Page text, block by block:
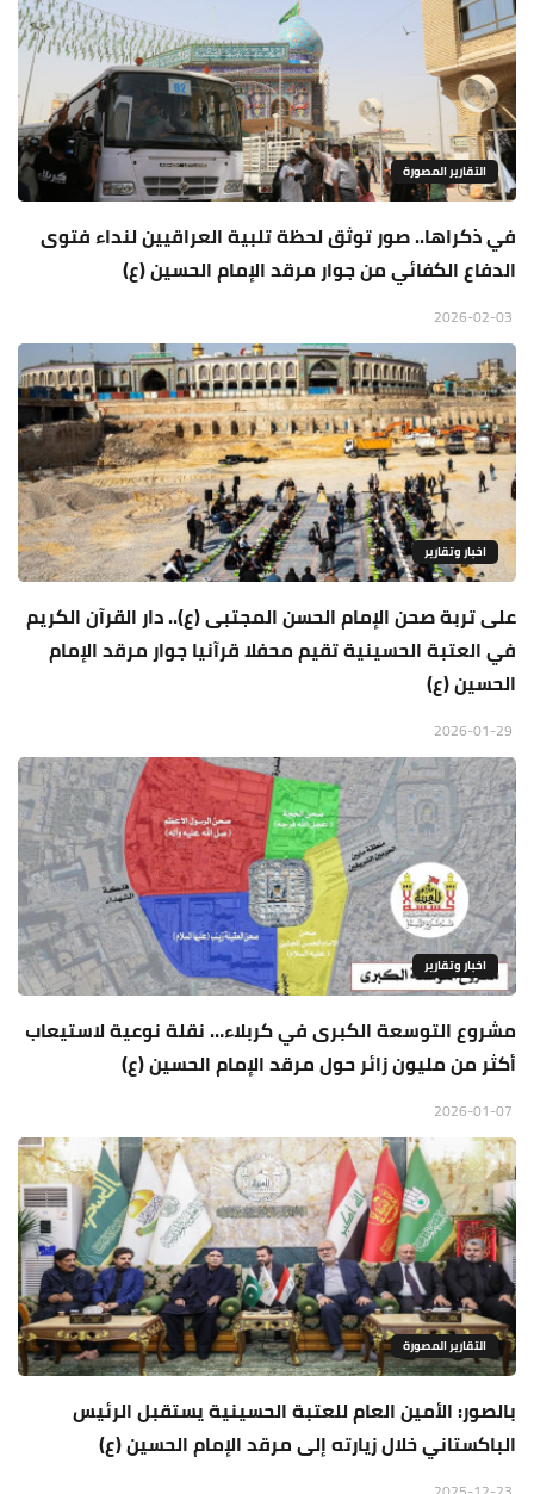
التقارير المصورة
في ذكراها.. صور توثق لحظة تلبية العراقيين لنداء فتوى
الدفاع الكفائي من جوار مرقد الإمام الحسين (ع)
اخبار وتقارير
على تربة صحن الإمام الحسن المجتبى (ع).. دار القرآن الكريم
في العتبة الحسينية تقيم محفلا قرآنيا جوار مرقد الإمام
الحسين (ع)
اخبار وتقارير
مشروع التوسعة الكبرى في كربلاء… نقلة نوعية لاستيعاب
أكثر من مليون زائر حول مرقد الإمام الحسين (ع)
التقارير المصورة
بالصور: الأمين العام للعتبة الحسينية يستقبل الرئيس
الباكستاني خلال زيارته إلى مرقد الإمام الحسين (ع)